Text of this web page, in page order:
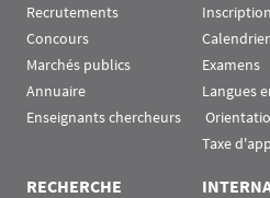
Recrutements
Concours
Marchés publics
Annuaire
Enseignants chercheurs
Examens
Langues
Taxe
RECHERCHE